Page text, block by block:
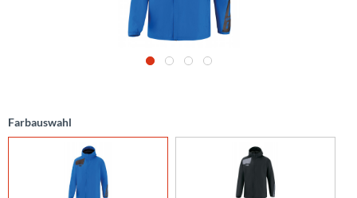
Farbauswahl